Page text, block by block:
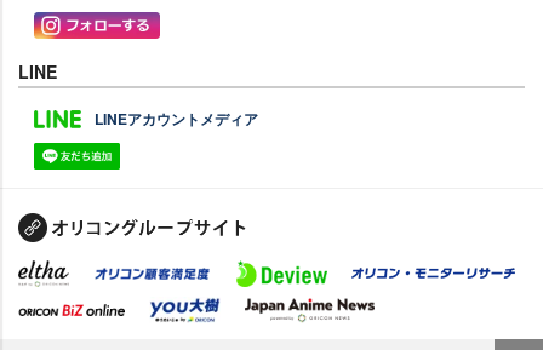
LINE
LINEアカウントメディア